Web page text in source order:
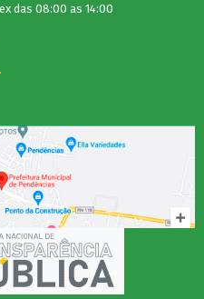
das 08:00 as 14:00